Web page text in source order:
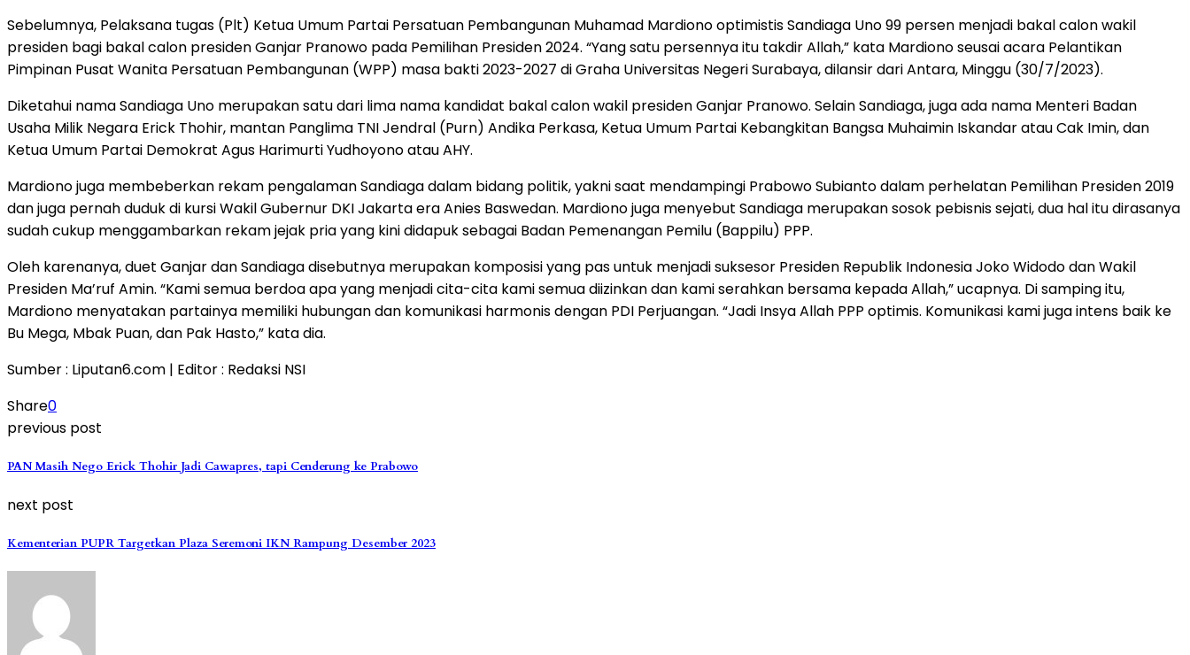
Sebelumnya, Pelaksana tugas (Plt) Ketua Umum Partai Persatuan Pembangunan Muhamad Mardiono optimistis Sandiaga Uno 99 persen menjadi bakal calon wakil
presiden bagi bakal calon presiden Ganjar Pranowo pada Pemilihan Presiden 2024. “Yang satu persennya itu takdir Allah,” kata Mardiono seusai acara Pelantikan
Pimpinan Pusat Wanita Persatuan Pembangunan (WPP) masa bakti 2023-2027 di Graha Universitas Negeri Surabaya, dilansir dari Antara, Minggu (30/7/2023).
Diketahui nama Sandiaga Uno merupakan satu dari lima nama kandidat bakal calon wakil presiden Ganjar Pranowo. Selain Sandiaga, juga ada nama Menteri Badan
Usaha Milik Negara Erick Thohir, mantan Panglima TNI Jendral (Purn) Andika Perkasa, Ketua Umum Partai Kebangkitan Bangsa Muhaimin Iskandar atau Cak Imin, dan
Ketua Umum Partai Demokrat Agus Harimurti Yudhoyono atau AHY.
Mardiono juga membeberkan rekam pengalaman Sandiaga dalam bidang politik, yakni saat mendampingi Prabowo Subianto dalam perhelatan Pemilihan Presiden 2019
dan juga pernah duduk di kursi Wakil Gubernur DKI Jakarta era Anies Baswedan. Mardiono juga menyebut Sandiaga merupakan sosok pebisnis sejati, dua hal itu dirasanya
sudah cukup menggambarkan rekam jejak pria yang kini didapuk sebagai Badan Pemenangan Pemilu (Bappilu) PPP.
Oleh karenanya, duet Ganjar dan Sandiaga disebutnya merupakan komposisi yang pas untuk menjadi suksesor Presiden Republik Indonesia Joko Widodo dan Wakil
Presiden Ma’ruf Amin. “Kami semua berdoa apa yang menjadi cita-cita kami semua diizinkan dan kami serahkan bersama kepada Allah,” ucapnya. Di samping itu,
Mardiono menyatakan partainya memiliki hubungan dan komunikasi harmonis dengan PDI Perjuangan. “Jadi Insya Allah PPP optimis. Komunikasi kami juga intens baik ke
Bu Mega, Mbak Puan, dan Pak Hasto,” kata dia.
Sumber : Liputan6.com | Editor : Redaksi NSI
Share0
previous post
PAN Masih Nego Erick Thohir Jadi Cawapres, tapi Cenderung ke Prabowo
next post
Kementerian PUPR Targetkan Plaza Seremoni IKN Rampung Desember 2023